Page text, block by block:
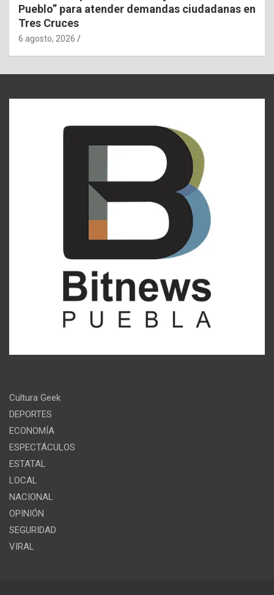
Pueblo” para atender demandas ciudadanas en
Tres Cruces
6 agosto, 2026
Cultura Geek
DEPORTES
ECONOMÍA
ESPECTÁCULOS
ESTATAL
LOCAL
NACIONAL
OPINIÓN
SEGURIDAD
VIRAL